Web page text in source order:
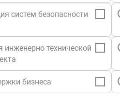
систем безопасности
инженерно-технической
бизнеса